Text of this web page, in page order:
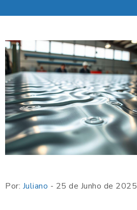
Por: Juliano - 25 de Junho de 2025